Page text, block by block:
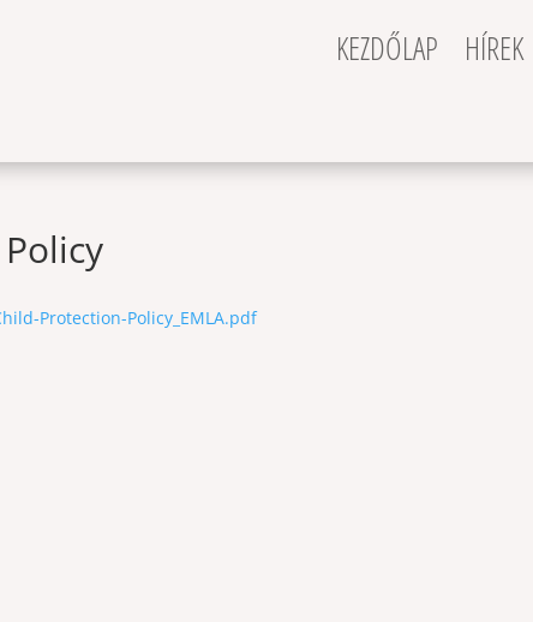
KEZDŐLAP HÍREK
Protection-Policy_EMLA.pdf